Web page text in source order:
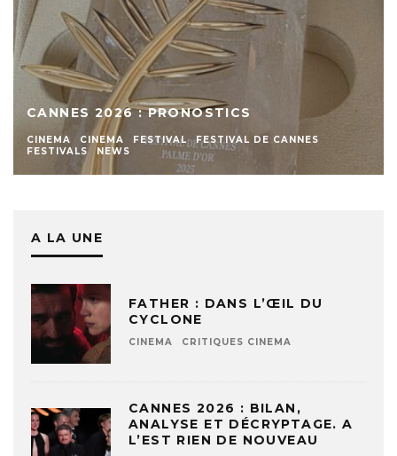
CANNES 2026 : PRONOSTICS
CINEMA CINEMA FESTIVAL
FESTIVAL DE CANNES
FESTIVALS
NEWS
A LA UNE
FATHER : DANS L’ŒIL DU
CYCLONE
CINEMA CRITIQUES CINEMA
CANNES 2026 : BILAN,
ANALYSE ET DÉCRYPTAGE. A
L’EST RIEN DE NOUVEAU